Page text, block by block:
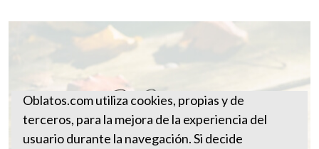
Oblatos.com utiliza cookies, propias y de
terceros, para la mejora de la experiencia del
usuario durante la navegación. Si decide